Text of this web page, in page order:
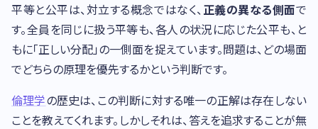
平等と公平は、対立する概念ではなく、正義の異なる側面で
す。全員を同じに扱う平等も、各人の状況に応じた公平も、と
もに「正しい分配」の一側面を捉えています。問題は、どの場面
でどちらの原理を優先するかという判断です。
倫理学の歴史は、この判断に対する唯一の正解は存在しない
ことを教えてくれます。しかしそれは、答えを追求することが無